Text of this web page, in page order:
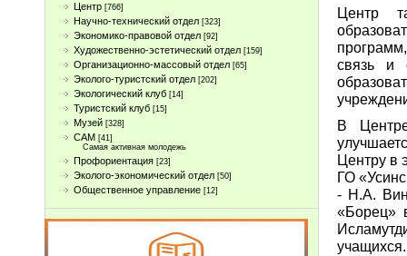
Центр [766]
Научно-технический отдел [323]
Экономико-правовой отдел [92]
Художественно-эстетический отдел [159]
Организационно-массовый отдел [65]
Эколого-туристский отдел [202]
Экологический клуб [14]
Туристcкий клуб [15]
Музей [328]
САМ [41]
Самая активная молодежь
Профориентация [23]
Эколого-экономический отдел [50]
Общественное управление [12]
Центр
связь и
В
Центру в
ГО
- Н.А.
«Борец»
учащихся.